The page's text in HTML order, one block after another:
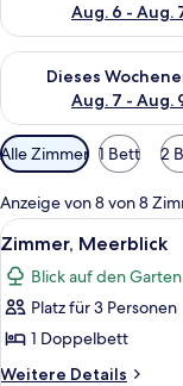
Aug. 6 - Aug.
Dieses
Aug. 7 - Aug.
Überprüfe die
Verfügbare
Filter
für
Zimmer
Alle Zimmer 1 Bett 2
Anzeige von 8 von 8
Alle
Fotos
für
Zimmer,
Meerblick
anzeigen
2
Zimmer, Meerblick
Blick auf den Garten
Platz für 3 Personen
1 Doppelbett
Weitere Details
Weitere